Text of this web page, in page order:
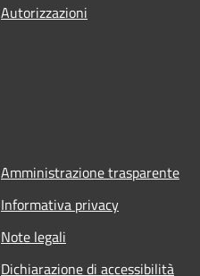
Autorizzazioni
Amministrazione trasparente
Informativa privacy
Note legali
Dichiarazione di accessibilità